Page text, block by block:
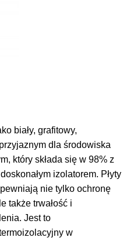
biały, grafitowy,
dla środowiska
który składa się w 98% z
izolatorem. Płyty
nie tylko ochronę
także trwałość i
Jest to
w